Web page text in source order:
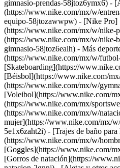
gimnasio-prendas-58jtoz6ymx6) -
(https://www.nike.com/mx/w/
equipo-58jtozawwpw) - [Nike Pro]
(https://www.nike.com/mx/w/nike-
(https://www.nike.com/mx/w/nike-
gimnasio-58jtoz6ealh) - Más
(https://www.nike.com/mx/w/
[Skateboarding](https://
[Béisbol](https://www.nike.com/
(https://www.nike.com/mx/w/
[Voleibol](https://www.nike.com/
(https://www.nike.com/mx/
(https://www.nike.com/mx/w/
mujer](https://www.nike.com/mx/
5e1x6zaht2i) - [Trajes de baño
(https://www.nike.com/mx/w/
[Goggles](https://www.nike.com/
[Gorros de natación](https://